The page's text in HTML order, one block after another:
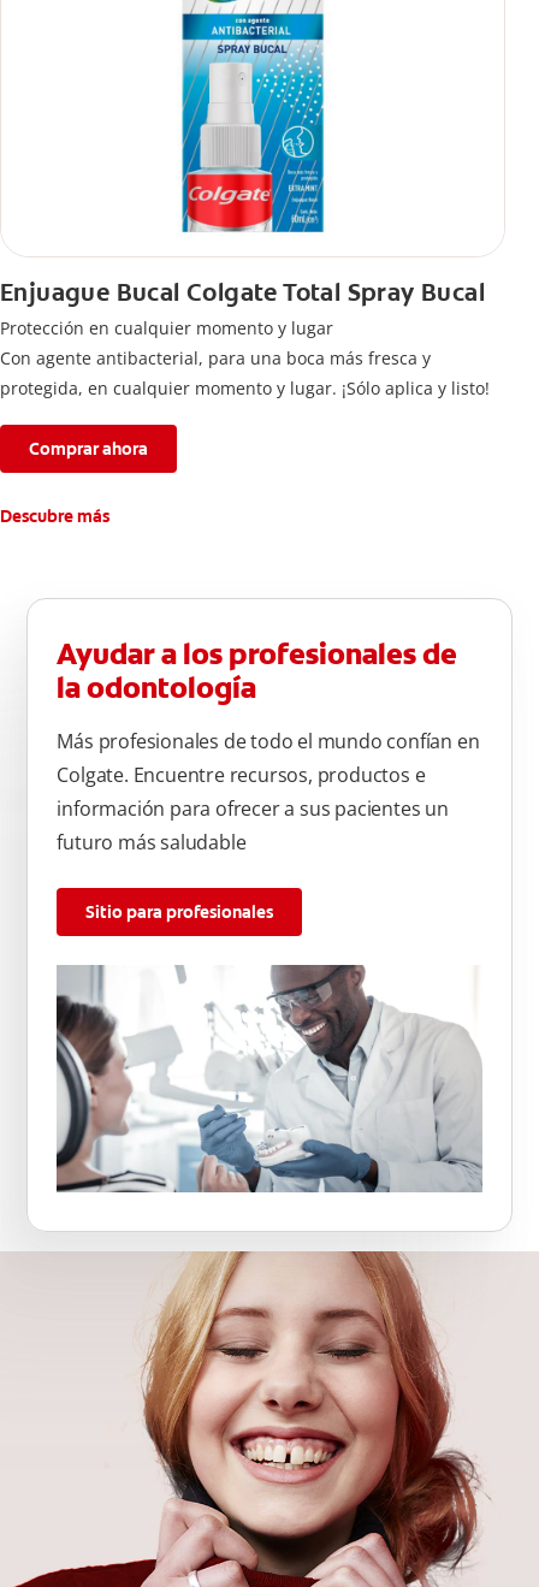
Enjuague Bucal Colgate Total Spray Bucal
Protección en cualquier momento y lugar
Con agente antibacterial, para una boca más fresca y
protegida, en cualquier momento y lugar. ¡Sólo aplica y listo!
Comprar ahora
Descubre más
Ayudar a los profesionales de
la odontología
Más profesionales de todo el mundo confían en
Colgate. Encuentre recursos, productos e
información para ofrecer a sus pacientes un
futuro más saludable
Sitio para profesionales